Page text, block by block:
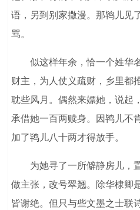
语，另到别家撒漫。那鸨儿见
骂。
似这样年余，恰一个姓华
财主，为人仗义疏财，乡里都
耽些风月。偶然来嫖她，说起
承借她一百两赎身。因鸨儿不
加了鸨儿八十两才得放手。
为她寻了一所僻静房儿，置
做主张，改号翠翘。除华棣卿
皆谢绝。但只与些文墨之士联